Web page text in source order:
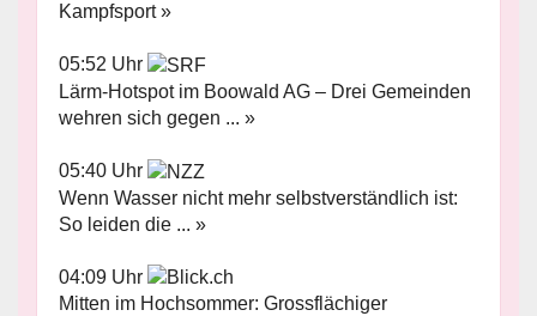
Kampfsport »
05:52 Uhr
Lärm-Hotspot im Boowald AG – Drei Gemeinden
wehren sich gegen ... »
05:40 Uhr
Wenn Wasser nicht mehr selbstverständlich ist:
So leiden die ... »
04:09 Uhr
Mitten im Hochsommer: Grossflächiger